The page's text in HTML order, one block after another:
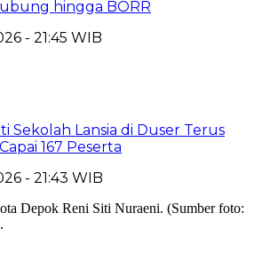
hingga BORR
- 21:45 WIB
Sekolah Lansia di Duser Terus
167 Peserta
- 21:43 WIB